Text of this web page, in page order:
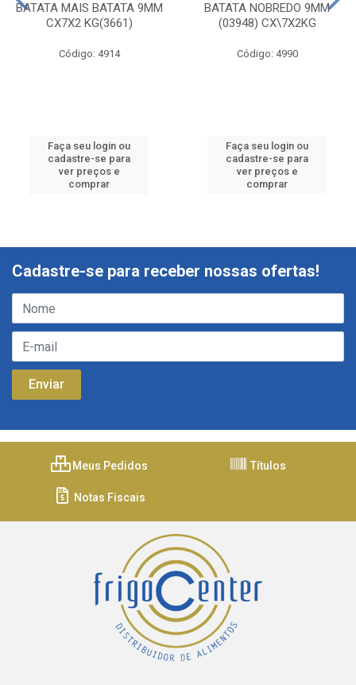
BATATA MAIS BATATA 9MM
CX7X2 KG(3661)
Código: 4914
Faça seu login ou
cadastre-se para
ver preços e
comprar
BATATA NOBREDO 9MM
(03948) CX\7X2KG
Código: 4990
Faça seu login ou
cadastre-se para
ver preços e
comprar
Cadastre-se para receber nossas ofertas!
Meus Pedidos Títulos
Notas Fiscais